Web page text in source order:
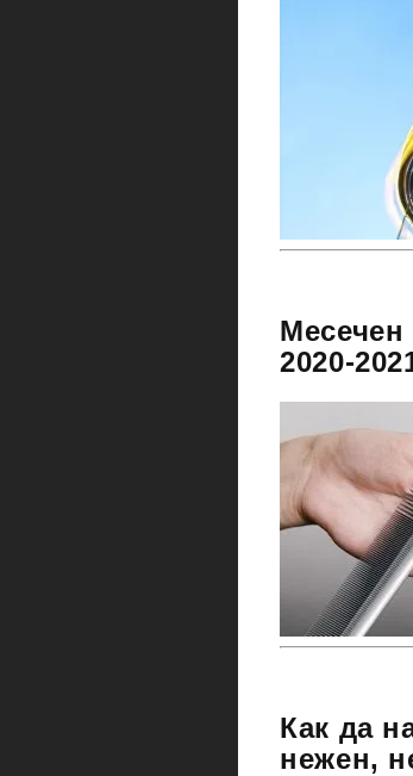
Месечен
2020-
Как да
нежен,